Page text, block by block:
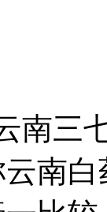
南三
南